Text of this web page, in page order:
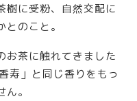
樹に受粉、自然交配に
のこと。
お茶に触れてきました
寿」と同じ香りをもっ
。